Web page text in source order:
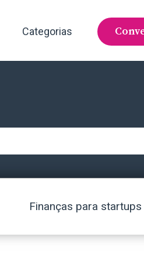
Categorias
Finanças para startups